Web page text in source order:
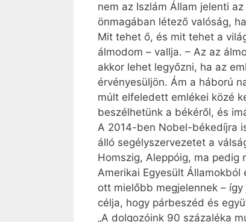
nem az Iszlám Állam jelenti
önmagában létező valóság,
Mit tehet ő, és mit tehet a
álmodom – vallja. – Az az
akkor lehet legyőzni, ha az
érvényesüljön. Ám a háború
múlt elfeledett emlékei közé
beszélhetünk a békéről, és
A 2014-ben Nobel-békedíjra
álló segélyszervezetet a
Hom­szig, Aleppóig, ma pedig
Amerikai Egyesült
ott mielőbb megjelennek –
célja, hogy párbeszéd és
„A dolgozóink 90 százaléka